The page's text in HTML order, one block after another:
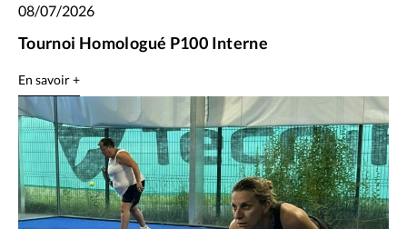
08/07/2026
Tournoi Homologué P100 Interne
En savoir +